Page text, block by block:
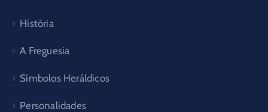
História
A Freguesia
Símbolos Heráldicos
Personalidades